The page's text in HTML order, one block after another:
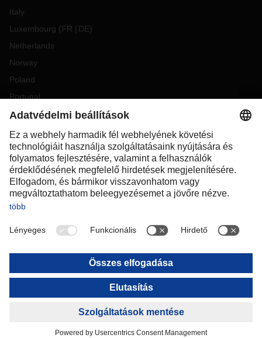
Italy
Luxembourg (FR DE)
Netherlands
Norway
Poland
Portugal
Romania
Slovakia
Spain
Sweden
Switzerland( DE FR)
Turkey
OCEANIA